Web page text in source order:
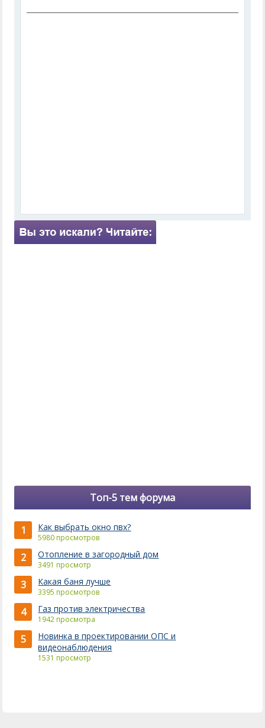
Топ-5 тем форума
1 Как выбрать окно пвх?
5980 просмотров
2 Отопление в загородный дом
3491 просмотр
3 Какая баня лучше
3395 просмотров
4 Газ против электричества
1942 просмотра
5
Новинка в проектировании ОПС и
видеонаблюдения
1531 просмотр